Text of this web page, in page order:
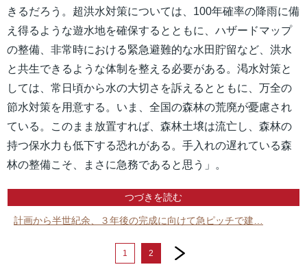
きるだろう。超洪水対策については、100年確率の降雨に備
え得るような遊水地を確保するとともに、ハザードマップ
の整備、非常時における緊急避難的な水田貯留など、洪水
と共生できるような体制を整える必要がある。渇水対策と
しては、常日頃から水の大切さを訴えるとともに、万全の
節水対策を用意する。いま、全国の森林の荒廃が憂慮され
ている。このまま放置すれば、森林土壌は流亡し、森林の
持つ保水力も低下する恐れがある。手入れの遅れている森
林の整備こそ、まさに急務であると思う」。
つづきを読む
計画から半世紀余、３年後の完成に向けて急ピッチで建…
1 2
next